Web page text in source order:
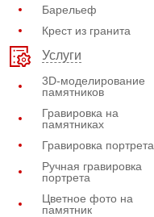
Барельеф
Крест из гранита
Услуги
3D-моделирование
памятников
Гравировка на
памятниках
Гравировка портрета
Ручная гравировка
портрета
Цветное фото на
памятник